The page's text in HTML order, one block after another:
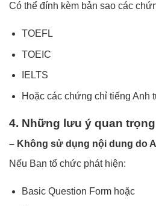
Có thể đính kèm bản sao các
TOEFL
TOEIC
IELTS
Hoặc các chứng chỉ tiếng Anh
4. Những lưu ý quan trọng
– Không sử dụng nội dung do
Nếu Ban tổ chức phát hiện:
Basic Question Form hoặc